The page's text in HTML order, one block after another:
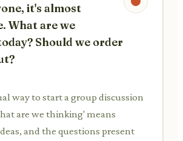
it's almost
What are we
Should we order
way to start a group discussion
are we thinking' means
and the questions present